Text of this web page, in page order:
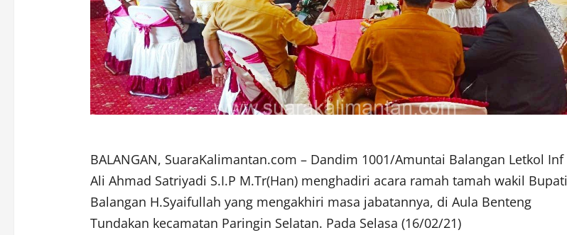
BALANGAN, SuaraKalimantan.com – Dandim 1001/Amuntai Balangan Letkol Inf
Ali Ahmad Satriyadi S.I.P M.Tr(Han) menghadiri acara ramah tamah wakil Bupati
Balangan H.Syaifullah yang mengakhiri masa jabatannya, di Aula Benteng
Tundakan kecamatan Paringin Selatan. Pada Selasa (16/02/21)